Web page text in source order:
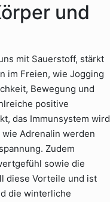
und
mit Sauerstoff, stärkt
im Freien, wie Jogging
Bewegung und
positive
das Immunsystem wird
Adrenalin werden
Zudem
sowie die
diese Vorteile und ist
die winterliche